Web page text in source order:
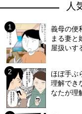
人
義母の便
まる妻と
屋扱いす
ほぼ手ぶ
理解でき
なたが理